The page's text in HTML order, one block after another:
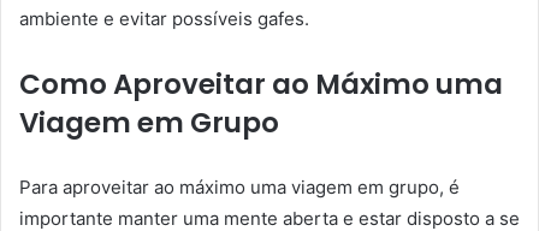
ambiente e evitar possíveis gafes.
Como Aproveitar ao Máximo uma
Viagem em Grupo
Para aproveitar ao máximo uma viagem em grupo, é
importante manter uma mente aberta e estar disposto a se